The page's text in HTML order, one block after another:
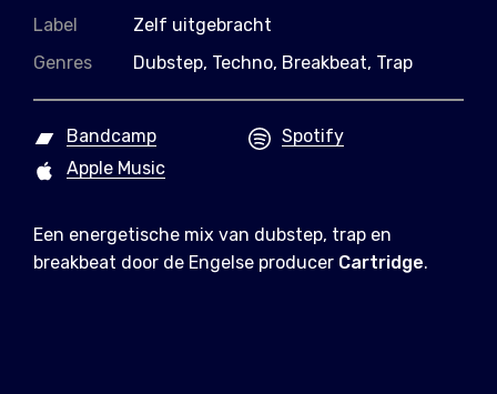
Label
Zelf uitgebracht
Genres
Dubstep, Techno, Breakbeat, Trap
Bandcamp
Spotify
Apple Music
Een energetische mix van dubstep, trap en
breakbeat door de Engelse producer Cartridge.